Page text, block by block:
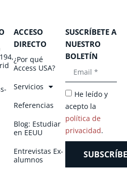
ACCESO
DIRECTO
¿Por qué
Access USA?
Servicios
Referencias
Blog: Estudiar
en EEUU
Entrevistas Ex-
alumnos
SUSCRÍBETE A
NUESTRO
BOLETÍN
He leído y
acepto la
política de
privacidad.